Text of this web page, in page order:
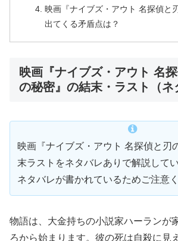
映画『ナイブズ・アウト 名探偵と
出てくる矛盾点は？
映画『ナイブズ・アウト 名
の秘密』の結末・ラスト（ネ
映画『ナイブズ・アウト 名探偵と刃
末ラストをネタバレありで解説して
ネタバレが書かれているためご注意く
物語は、大金持ちの小説家ハーランが
ろから始まります。彼の死は自殺に見